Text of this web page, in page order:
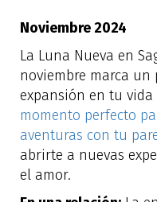
Noviembre 2024
La Luna Nueva en
noviembre marca un
expansión en tu vida
momento perfecto
aventuras con tu
abrirte a nuevas
el amor.